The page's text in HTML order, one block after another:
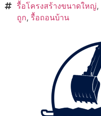
รื้อโครงสร้างขนาดใหญ่,
ถูก, รื้อถอนบ้าน